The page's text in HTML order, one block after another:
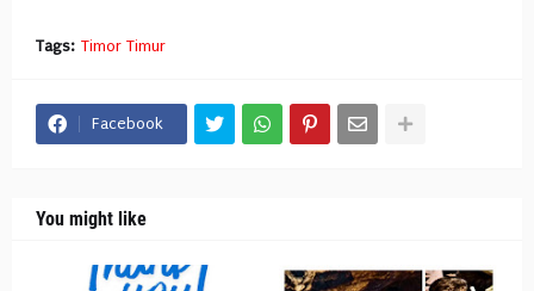
Tags: Timor Timur
Facebook
You might like